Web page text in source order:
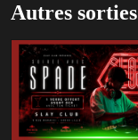
Autres sorties